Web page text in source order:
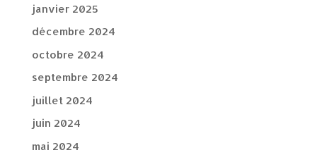
janvier 2025
décembre 2024
octobre 2024
septembre 2024
juillet 2024
juin 2024
mai 2024